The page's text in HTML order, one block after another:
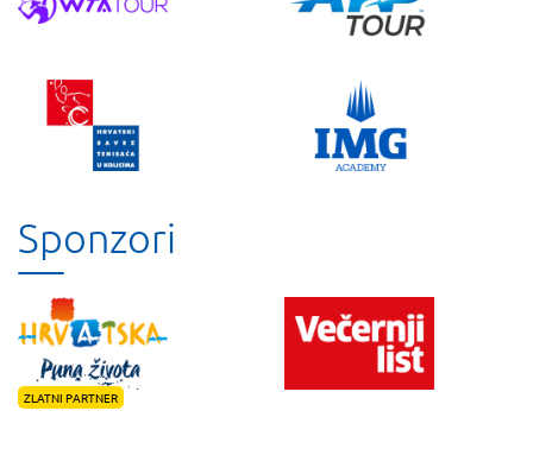
Sponzori
ZLATNI PARTNER